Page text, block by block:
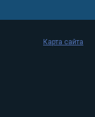
Карта сайта